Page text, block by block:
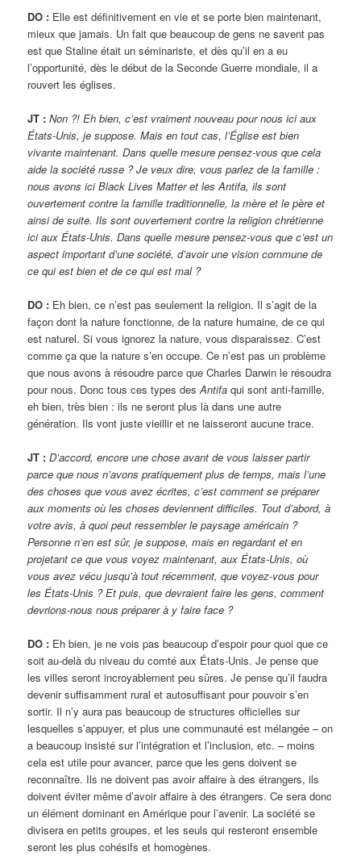
DO : Elle est définitivement en vie et se porte bien maintenant,
mieux que jamais. Un fait que beaucoup de gens ne savent pas
est que Staline était un séminariste, et dès qu’il en a eu
l’opportunité, dès le début de la Seconde Guerre mondiale, il a
rouvert les églises.
JT : Non ?! Eh bien, c’est vraiment nouveau pour nous ici aux
États-Unis, je suppose. Mais en tout cas, l’Église est bien
vivante maintenant. Dans quelle mesure pensez-vous que cela
aide la société russe ? Je veux dire, vous parlez de la famille :
nous avons ici Black Lives Matter et les Antifa, ils sont
ouvertement contre la famille traditionnelle, la mère et le père et
ainsi de suite. Ils sont ouvertement contre la religion chrétienne
ici aux États-Unis. Dans quelle mesure pensez-vous que c’est un
aspect important d’une société, d’avoir une vision commune de
ce qui est bien et de ce qui est mal ?
DO : Eh bien, ce n’est pas seulement la religion. Il s’agit de la
façon dont la nature fonctionne, de la nature humaine, de ce qui
est naturel. Si vous ignorez la nature, vous disparaissez. C’est
comme ça que la nature s’en occupe. Ce n’est pas un problème
que nous avons à résoudre parce que Charles Darwin le résoudra
pour nous. Donc tous ces types desAntifa qui sont anti-famille,
eh bien, très bien : ils ne seront plus là dans une autre
génération. Ils vont juste vieillir et ne laisseront aucune trace.
JT : D’accord, encore une chose avant de vous laisser partir
parce que nous n’avons pratiquement plus de temps, mais l’une
des choses que vous avez écrites, c’est comment se préparer
aux moments où les choses deviennent difficiles. Tout d’abord, à
votre avis, à quoi peut ressembler le paysage américain ?
Personne n’en est sûr, je suppose, mais en regardant et en
projetant ce que vous voyez maintenant, aux États-Unis, où
vous avez vécu jusqu’à tout récemment, que voyez-vous pour
les États-Unis ? Et puis, que devraient faire les gens, comment
devrions-nous nous préparer à y faire face ?
DO : Eh bien, je ne vois pas beaucoup d’espoir pour quoi que ce
soit au-delà du niveau du comté aux États-Unis. Je pense que
les villes seront incroyablement peu sûres. Je pense qu’il faudra
devenir suffisamment rural et autosuffisant pour pouvoir s’en
sortir. Il n’y aura pas beaucoup de structures officielles sur
lesquelles s’appuyer, et plus une communauté est mélangée – on
a beaucoup insisté sur l’intégration et l’inclusion, etc. – moins
cela est utile pour avancer, parce que les gens doivent se
reconnaître. Ils ne doivent pas avoir affaire à des étrangers, ils
doivent éviter même d’avoir affaire à des étrangers. Ce sera donc
un élément dominant en Amérique pour l’avenir. La société se
divisera en petits groupes, et les seuls qui resteront ensemble
seront les plus cohésifs et homogènes.